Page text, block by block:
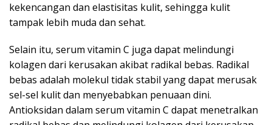
kekencangan dan elastisitas kulit, sehingga kulit
tampak lebih muda dan sehat.
Selain itu, serum vitamin C juga dapat melindungi
kolagen dari kerusakan akibat radikal bebas. Radikal
bebas adalah molekul tidak stabil yang dapat merusak
sel-sel kulit dan menyebabkan penuaan dini.
Antioksidan dalam serum vitamin C dapat menetralkan